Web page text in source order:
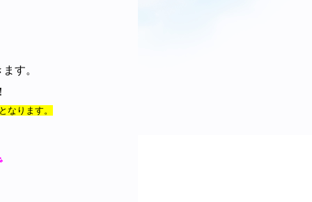
す。
ります。